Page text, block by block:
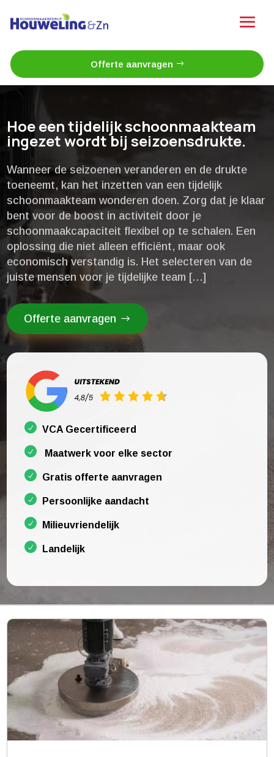
Offerte aanvragen
Hoe een tijdelijk schoonmaakteam
ingezet wordt bij seizoensdrukte.​
Wanneer de seizoenen veranderen en de drukte
toeneemt, kan het inzetten van een tijdelijk
schoonmaakteam wonderen doen.​ Zorg dat je klaar
bent voor de boost in activiteit door je
schoonmaakcapaciteit flexibel op te schalen.​ Een
oplossing die niet alleen efficiënt, maar ook
economisch verstandig is.​ Het selecteren van de
juiste mensen voor je tijdelijke team […]
Offerte aanvragen
VCA Gecertificeerd
Maatwerk voor elke sector
Gratis offerte aanvragen
Persoonlijke aandacht
Milieuvriendelijk
Landelijk